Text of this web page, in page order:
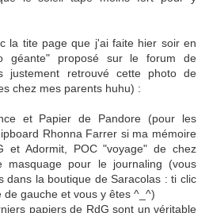
la tite page que j'ai faite hier soir en
géante" proposé sur le forum de
justement retrouvé cette photo de
chez mes parents huhu) :
et Papier de Pandore (pour les
Rhonna Farrer si ma mémoire
et Adormit, POC "voyage" de chez
masquage pour le journaling (vous
dans la boutique de Saracolas : ti clic
gauche et vous y êtes ^_^)
papiers de RdG sont un véritable